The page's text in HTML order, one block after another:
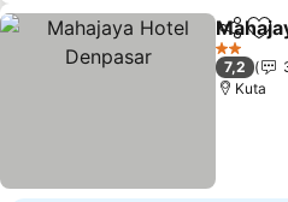
Del
2 Stjerner
7,2
Kuta